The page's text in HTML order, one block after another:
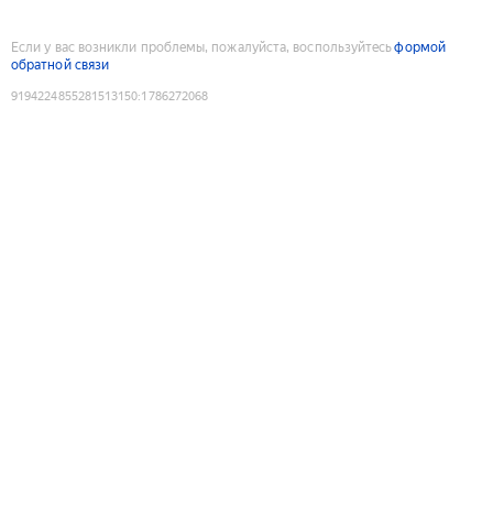
Если у вас возникли проблемы, пожалуйста, воспользуйтесьформой
обратной связи
9194224855281513150:1786272068